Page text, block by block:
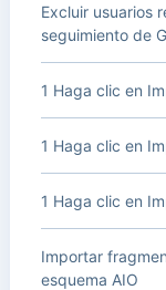
Excluir usuarios
seguimiento de
1 Haga clic en
1 Haga clic en
1 Haga clic en
Importar
esquema AIO